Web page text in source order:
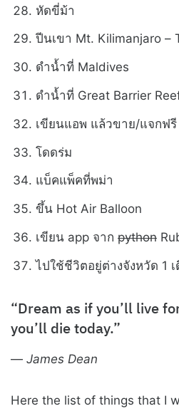
หัดขี่ม้า
ปีนเขา Mt. Kilimanjaro –
ดำน้ำที่ Maldives
ดำน้ำที่ Great Barrier
เขียนแอพ แล้วขาย/แจกฟ
โดดร่ม
แบ็คแพ็คที่พม่า
ขึ้น Hot Air Balloon
เขียน app จาก python
ไปใช้ชีวิตอยู่ต่างจังหวัด 1
“Dream as if you’ll live
you’ll die today.”
— James Dean
Here the list of things that I